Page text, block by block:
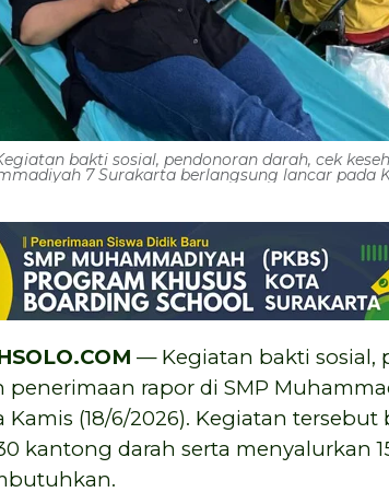
bakti sosial, pendonoran darah, cek
7 Surakarta berlangsung lancar pada
— Kegiatan bakti sosial,
penerimaan rapor di SMP
(18/6/2026). Kegiatan tersebut
kantong darah serta menyalurkan